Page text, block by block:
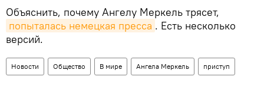
Объяснить, почему Ангелу Меркель трясет,
попыталась немецкая пресса . Есть несколько
версий.
Новости Общество В мире Ангела Меркель приступ